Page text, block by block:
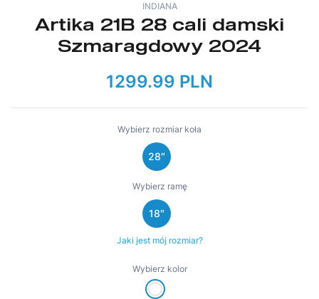
Technologie
Testy rowerów
Punkty sprzedaży i serwisy
INDIANA
Artika 21B 28 cali damski
Szmaragdowy 2024
1299.99 PLN
Wybierz rozmiar koła
28″
Wybierz ramę
18″
Jaki jest mój rozmiar?
Wybierz kolor